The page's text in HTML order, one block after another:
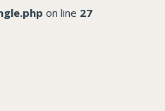
on line 27